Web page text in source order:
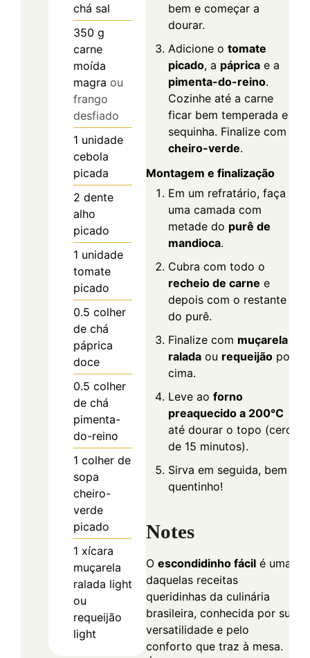
chá sal
350 g
carne
moída
magra ou
frango
desfiado
1 unidade
cebola
picada
2 dente
alho
picado
1 unidade
tomate
picado
0.5 colher
de chá
páprica
doce
0.5 colher
de chá
pimenta-
do-reino
1 colher de
sopa
cheiro-
verde
picado
1 xícara
muçarela
ralada light
ou
requeijão
light
bem e começar a
dourar.
Adicione o tomate
picado, a páprica e a
pimenta-do-reino.
Cozinhe até a carne
ficar bem temperada e
sequinha. Finalize com
cheiro-verde.
Montagem e finalização
Em um refratário, faça
uma camada com
metade do purê de
mandioca.
Cubra com todo o
recheio de carne e
depois com o restante
do purê.
Finalize com muçarela
ralada ou requeijão por
cima.
Leve ao forno
preaquecido a 200°C
até dourar o topo (cerca
de 15 minutos).
Sirva em seguida, bem
quentinho!
Notes
O escondidinho fácil é uma
daquelas receitas
queridinhas da culinária
brasileira, conhecida por sua
versatilidade e pelo
conforto que traz à mesa.